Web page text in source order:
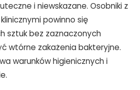
i niewskazane. Osobniki z
powinno się
sztuk bez zaznaczonych
wtórne zakażenia bakteryjne.
warunków higienicznych i